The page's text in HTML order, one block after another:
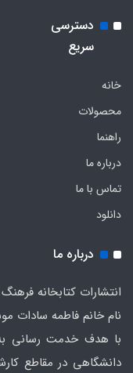
دسترسی
سریع
خانه
محصولات
راهنما
درباره ما
تماس با ما
دانلود
درباره ما
نام خانم فاطمه سادات
با هدف خدمت رسانی
دانشگاهی در مقاطع